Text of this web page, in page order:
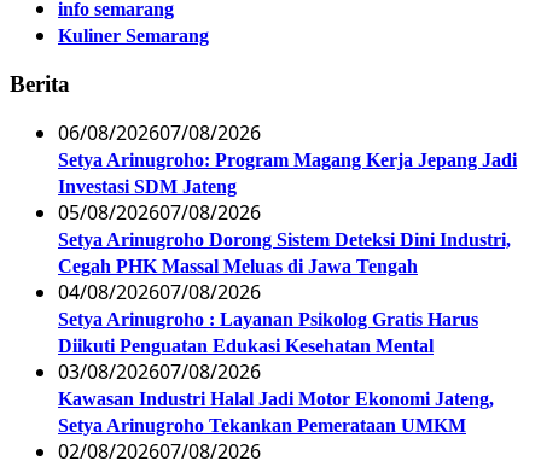
info semarang
Kuliner Semarang
Berita
06/08/202607/08/2026
Setya Arinugroho: Program Magang Kerja Jepang Jadi
Investasi SDM Jateng
05/08/202607/08/2026
Setya Arinugroho Dorong Sistem Deteksi Dini Industri,
Cegah PHK Massal Meluas di Jawa Tengah
04/08/202607/08/2026
Setya Arinugroho : Layanan Psikolog Gratis Harus
Diikuti Penguatan Edukasi Kesehatan Mental
03/08/202607/08/2026
Kawasan Industri Halal Jadi Motor Ekonomi Jateng,
Setya Arinugroho Tekankan Pemerataan UMKM
02/08/202607/08/2026